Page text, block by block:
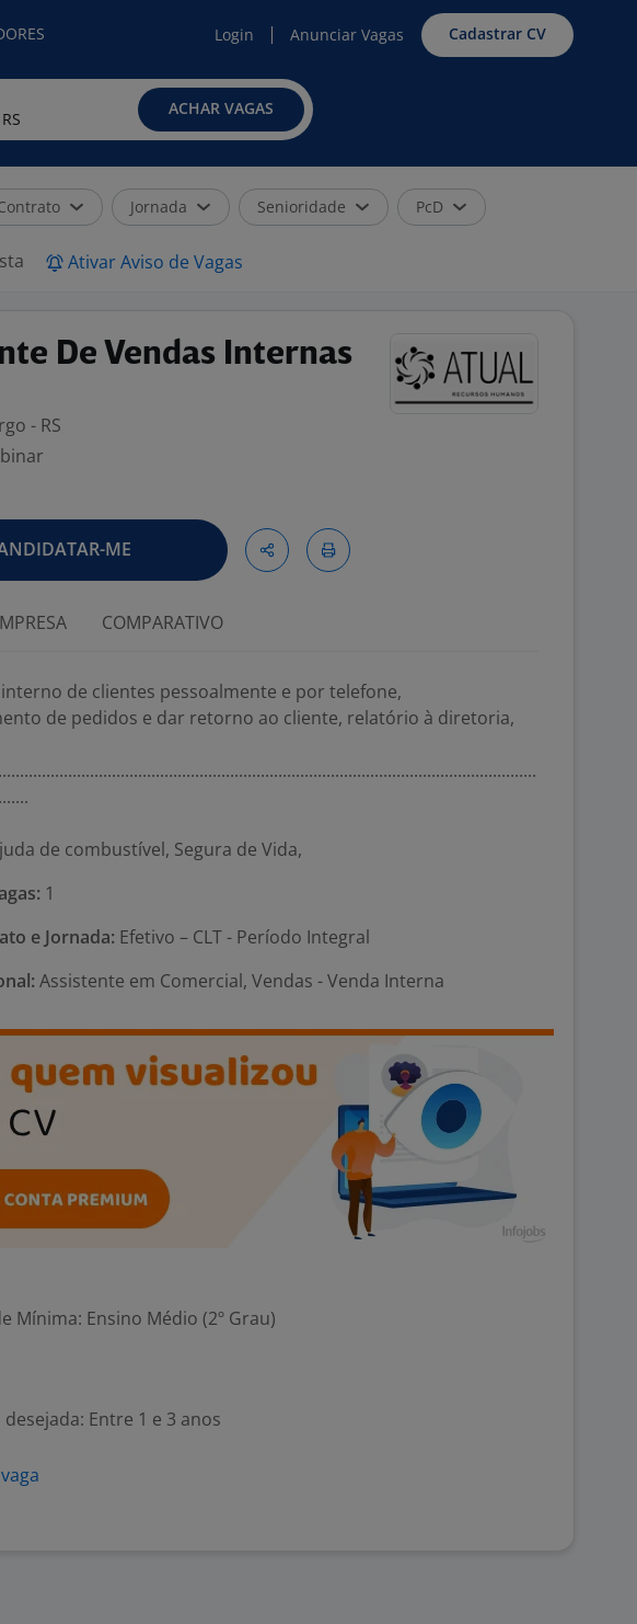
Login Anunciar Vagas Cadastrar CV
ACHAR VAGAS
Jornada Senioridade PcD
Ativar Aviso de Vagas
De Vendas Internas
- RS
ME
COMPARATIVO
de clientes pessoalmente e por telefone,
de pedidos e dar retorno ao cliente, relatório à diretoria,
de combustível, Segura de Vida,
1
e Jornada: Efetivo – CLT - Período Integral
Assistente em Comercial, Vendas - Venda Interna
Mínima: Ensino Médio (2º Grau)
Entre 1 e 3 anos